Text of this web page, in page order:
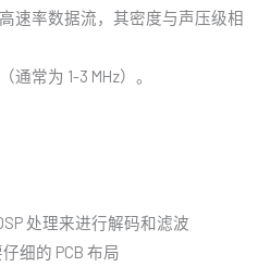
速率数据流，其密度与声压级相
通常为 1-3 MHz）。
处理来进行解码和滤波
细的 PCB 布局